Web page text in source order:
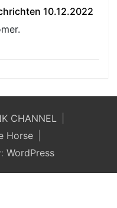
10.12.2022
CHANNEL
Horse
WordPress